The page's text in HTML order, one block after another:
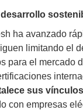
ha avanzado
limitando
el
sus
empresas